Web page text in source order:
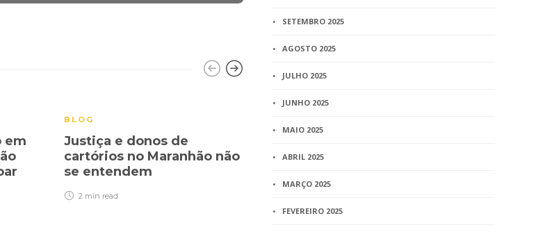
em
BLOG
Justiça e donos de
cartórios no Maranhão não
se entendem
2 min read
SETEMBRO 2025
AGOSTO 2025
JULHO 2025
JUNHO 2025
MAIO 2025
ABRIL 2025
MARÇO 2025
FEVEREIRO 2025